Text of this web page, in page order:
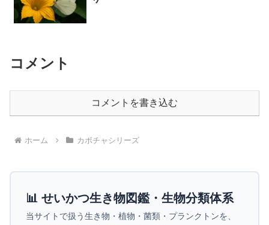
コメント
コメントを書き込む
ホーム カボチャシリーズ
📊 せいかつ生き物図鑑・生物分類体系
当サイトで扱う生き物・植物・菌類・プランクトンを、